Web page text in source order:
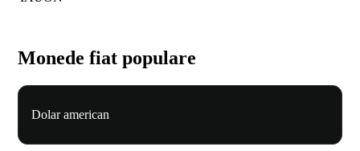
Monede fiat populare
Dolar american